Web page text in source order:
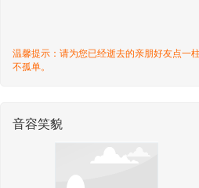
温馨提示：请为您已经逝去的亲朋好友点一
不孤单。
音容笑貌